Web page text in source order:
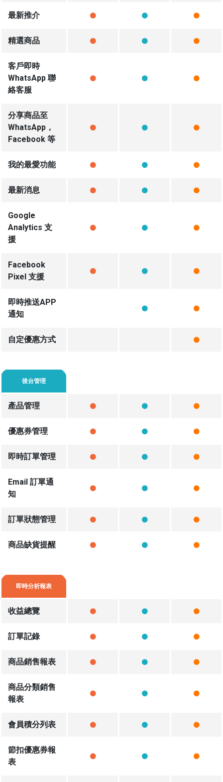
最新推介
精選商品
客戶即時
WhatsApp 聯
絡客服
分享商品至
WhatsApp，
Facebook 等
我的最愛功能
最新消息
Google
Analytics 支
援
Facebook
Pixel 支援
即時推送APP
通知
自定優惠方式
後台管理
產品管理
優惠券管理
即時訂單管理
Email 訂單通
知
訂單狀態管理
商品缺貨提醒
即時分析報表
收益總覽
訂單記錄
商品銷售報表
商品分類銷售
報表
會員積分列表
節扣優惠券報
表